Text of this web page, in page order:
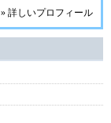
» 詳しいプロフィール